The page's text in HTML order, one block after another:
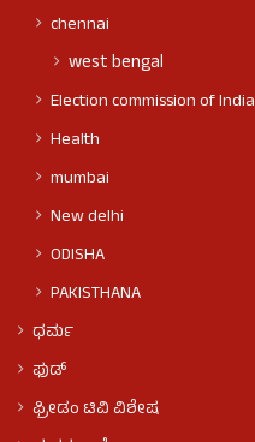
chennai
west bengal
Election commission of India
Health
mumbai
New delhi
ODISHA
PAKISTHANA
ಧರ್ಮ
ಫುಡ್​​
ಫ್ರೀಡಂ ಟಿವಿ ವಿಶೇಷ